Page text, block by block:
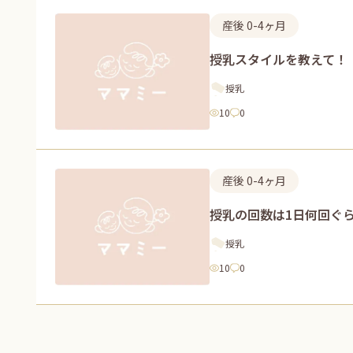
産後 0-4ヶ月
授乳スタイルを教えて！
授乳
10
0
産後 0-4ヶ月
授乳の回数は1日何回ぐ
授乳
10
0